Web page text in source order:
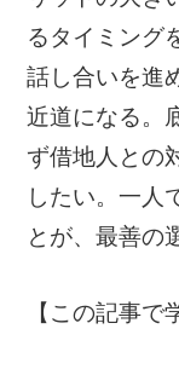
るタイミング
話し合いを進
近道になる。
ず借地人との
したい。一人
とが、最善の
【この記事で